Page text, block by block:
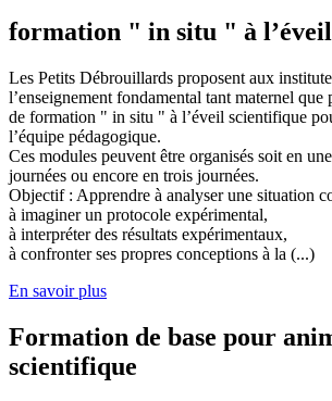
formation " in situ " à
Les Petits Débrouillards proposent aux
l’enseignement fondamental tant maternel que
de formation " in situ " à l’éveil scientifique
l’équipe pédagogique.
Ces modules peuvent être organisés soit en
journées ou encore en trois journées.
Objectif : Apprendre à analyser une situation
à imaginer un protocole expérimental,
à interpréter des résultats expérimentaux,
à confronter ses propres conceptions à la (...)
En savoir plus
Formation de base pour
scientifique